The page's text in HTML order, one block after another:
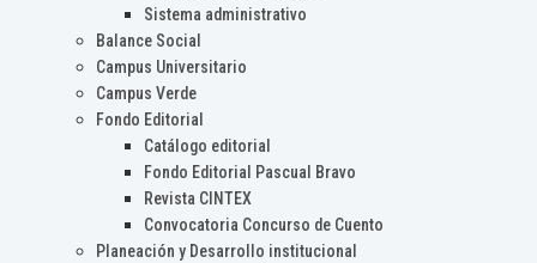
Sistema administrativo
Balance Social
Campus Universitario
Campus Verde
Fondo Editorial
Catálogo editorial
Fondo Editorial Pascual Bravo
Revista CINTEX
Convocatoria Concurso de Cuento
Planeación y Desarrollo institucional